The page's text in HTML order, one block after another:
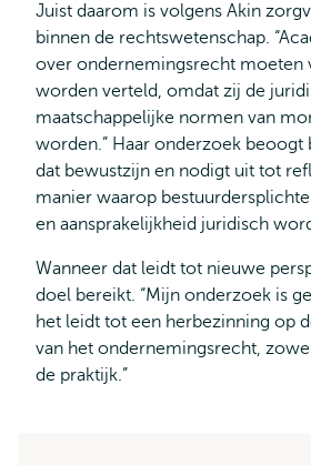
Juist daarom is volgens Akin
binnen de rechtswetenschap.
over ondernemingsrecht moeten
worden verteld, omdat zij de
maatschappelijke normen van
worden.” Haar onderzoek beoogt
dat bewustzijn en nodigt uit tot
manier waarop
en aansprakelijkheid juridisch
Wanneer dat leidt tot nieuwe
doel bereikt. “Mijn onderzoek is
het leidt tot een herbezinning op
van het ondernemingsrecht,
de praktijk.”